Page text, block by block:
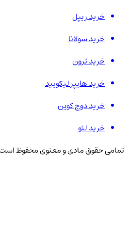
خرید ریپل
خرید سولانا
خرید ترون
خرید هایپر لیکویید
خرید دوج کوین
خرید لئو
تمامی حقوق مادی و معنوی محفوظ است.